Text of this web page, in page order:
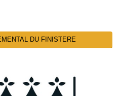
DU FINISTERE